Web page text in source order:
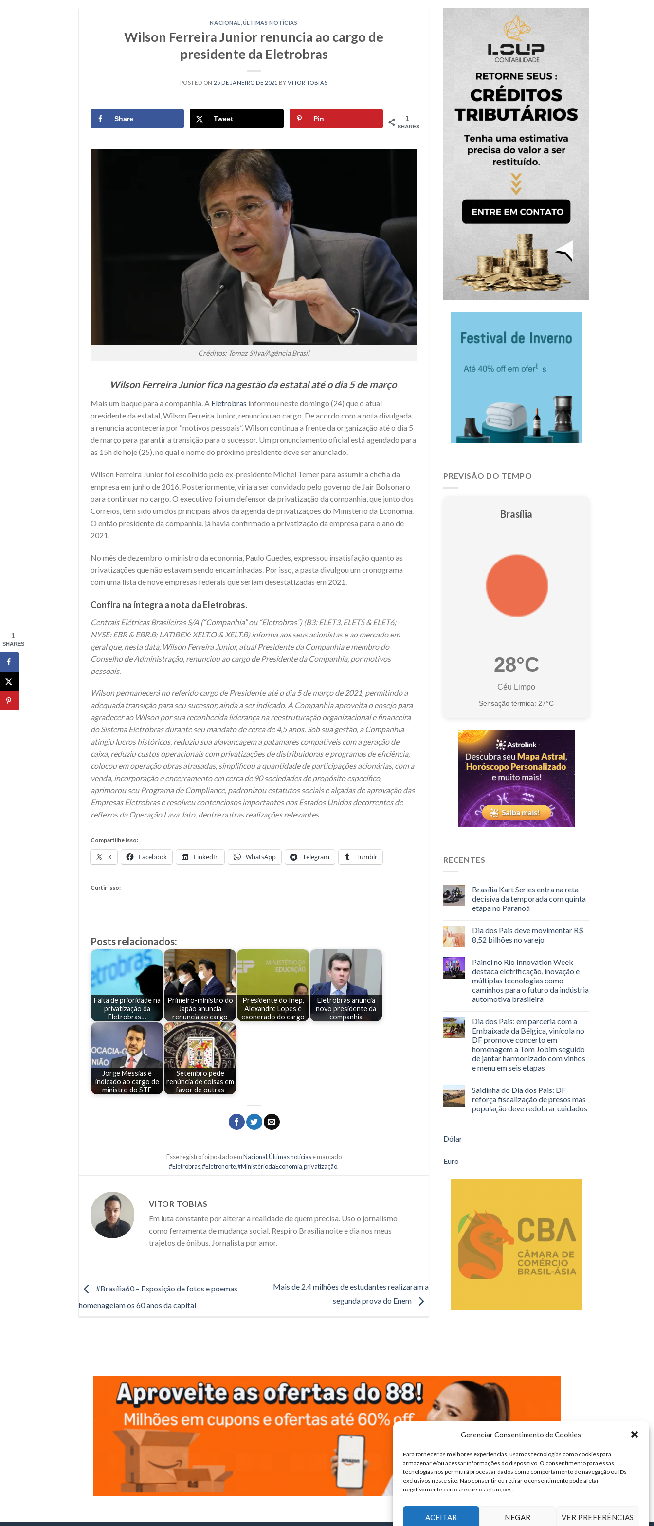
Gerenciar Consentimento de Cookies
Para fornecer as melhores experiências, usamos tecnologias como cookies para
armazenar e/ou acessar informações do dispositivo. O consentimento para essas
tecnologias nos permitirá processar dados como comportamento de navegação ou IDs
exclusivos neste site. Não consentir ou retirar o consentimento pode afetar
negativamente certos recursos e funções.
ACEITAR NEGAR VER PREFERÊNCIAS
NACIONAL ÚLTIMAS NOTÍCIAS
Wilson Ferreira Junior renuncia ao cargo de
presidente da Eletrobras
POSTED ON 25 DE JANEIRO DE 2021 BYVITOR TOBIAS
1
SHARES
Share Tweet Pin
Créditos: Tomaz Silva/Agência Brasil
Wilson Ferreira Junior fica na gestão da estatal até o dia 5 de março
Mais um baque para a companhia. A Eletrobras informou neste domingo (24) que o atual
presidente da estatal, Wilson Ferreira Junior, renunciou ao cargo. De acordo com a nota divulgada,
a renúncia aconteceria por “motivos pessoais”. Wilson continua a frente da organização até o dia 5
de março para garantir a transição para o sucessor. Um pronunciamento oficial está agendado para
as 15h de hoje (25), no qual o nome do próximo presidente deve ser anunciado.
Wilson Ferreira Junior foi escolhido pelo ex-presidente Michel Temer para assumir a chefia da
empresa em junho de 2016. Posteriormente, viria a ser convidado pelo governo de Jair Bolsonaro
para continuar no cargo. O executivo foi um defensor da privatização da companhia, que junto dos
Correios, tem sido um dos principais alvos da agenda de privatizações do Ministério da Economia.
O então presidente da companhia, já havia confirmado a privatização da empresa para o ano de
2021.
No mês de dezembro, o ministro da economia, Paulo Guedes, expressou insatisfação quanto as
privatizações que não estavam sendo encaminhadas. Por isso, a pasta divulgou um cronograma
com uma lista de nove empresas federais que seriam desestatizadas em 2021.
Confira na íntegra a nota da Eletrobras.
Centrais Elétricas Brasileiras S/A (“Companhia” ou “Eletrobras”) (B3: ELET3, ELET5 & ELET6;
NYSE: EBR & EBR.B; LATIBEX: XELT.O & XELT.B) informa aos seus acionistas e ao mercado em
geral que, nesta data, Wilson Ferreira Junior, atual Presidente da Companhia e membro do
Conselho de Administração, renunciou ao cargo de Presidente da Companhia, por motivos
pessoais.
Wilson permanecerá no referido cargo de Presidente até o dia 5 de março de 2021, permitindo a
adequada transição para seu sucessor, ainda a ser indicado. A Companhia aproveita o ensejo para
agradecer ao Wilson por sua reconhecida liderança na reestruturação organizacional e financeira
do Sistema Eletrobras durante seu mandato de cerca de 4,5 anos. Sob sua gestão, a Companhia
atingiu lucros históricos, reduziu sua alavancagem a patamares compatíveis com a geração de
caixa, reduziu custos operacionais com privatizações de distribuidoras e programas de eficiência,
colocou em operação obras atrasadas, simplificou a quantidade de participações acionárias, com a
venda, incorporação e encerramento em cerca de 90 sociedades de propósito específico,
aprimorou seu Programa de Compliance, padronizou estatutos sociais e alçadas de aprovação das
Empresas Eletrobras e resolveu contenciosos importantes nos Estados Unidos decorrentes de
reflexos da Operação Lava Jato, dentre outras realizações relevantes.
Compartilhe isso:
X Facebook LinkedIn WhatsApp Telegram Tumblr
Curtir isso:
Posts relacionados:
Falta de prioridade na
privatização da
Eletrobras…
Primeiro-ministro do
Japão anuncia
renuncia ao cargo
Presidente do Inep,
Alexandre Lopes é
exonerado do cargo
Eletrobras anuncia
novo presidente da
companhia
Jorge Messias é
indicado ao cargo de
ministro do STF
Setembro pede
renúncia de coisas em
favor de outras
Esse registro foi postado emNacional,Últimas notíciase marcado
#Eletrobras,#Eletronorte,#MinistériodaEconomia,privatização.
VITOR TOBIAS
Em luta constante por alterar a realidade de quem precisa. Uso o jornalismo
como ferramenta de mudança social. Respiro Brasília noite e dia nos meus
trajetos de ônibus. Jornalista por amor.
#Brasília60 – Exposição de fotos e poemas
homenageiam os 60 anos da capital
Mais de 2,4 milhões de estudantes realizaram a
segunda prova do Enem
PREVISÃO DO TEMPO
Brasília
28°C
Céu Limpo
Sensação térmica: 27°C
RECENTES
Brasília Kart Series entra na reta
decisiva da temporada com quinta
etapa no Paranoá
Dia dos Pais deve movimentar R$
8,52 bilhões no varejo
Painel no Rio Innovation Week
destaca eletrificação, inovação e
múltiplas tecnologias como
caminhos para o futuro da indústria
automotiva brasileira
Dia dos Pais: em parceria com a
Embaixada da Bélgica, vinícola no
DF promove concerto em
homenagem a Tom Jobim seguido
de jantar harmonizado com vinhos
e menu em seis etapas
Saidinha do Dia dos Pais: DF
reforça fiscalização de presos mas
população deve redobrar cuidados
Dólar
Euro
1
SHARES